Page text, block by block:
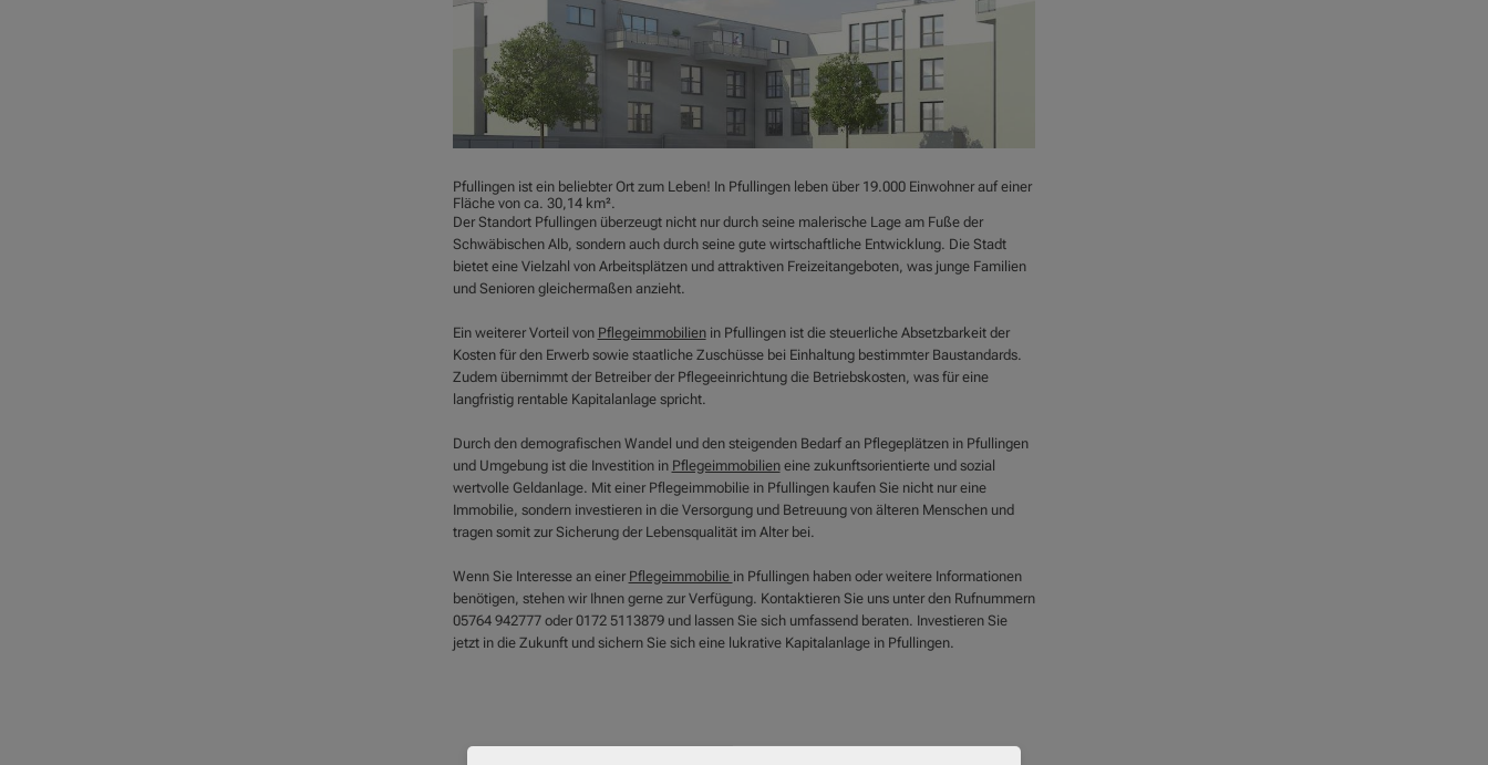
Pfullingen ist ein beliebter Ort zum Leben! In Pfullingen leben über 19.000 Einwohner auf einer
Fläche von ca. 30,14 km².
Der Standort Pfullingen überzeugt nicht nur durch seine malerische Lage am Fuße der
Schwäbischen Alb, sondern auch durch seine gute wirtschaftliche Entwicklung. Die Stadt
bietet eine Vielzahl von Arbeitsplätzen und attraktiven Freizeitangeboten, was junge Familien
und Senioren gleichermaßen anzieht.
Ein weiterer Vorteil von Pflegeimmobilienin Pfullingen ist die steuerliche Absetzbarkeit der
Kosten für den Erwerb sowie staatliche Zuschüsse bei Einhaltung bestimmter Baustandards.
Zudem übernimmt der Betreiber der Pflegeeinrichtung die Betriebskosten, was für eine
langfristig rentable Kapitalanlage spricht.
Durch den demografischen Wandel und den steigenden Bedarf an Pflegeplätzen in Pfullingen
und Umgebung ist die Investition in Pflegeimmobilieneine zukunftsorientierte und sozial
wertvolle Geldanlage. Mit einer Pflegeimmobilie in Pfullingen kaufen Sie nicht nur eine
Immobilie, sondern investieren in die Versorgung und Betreuung von älteren Menschen und
tragen somit zur Sicherung der Lebensqualität im Alter bei.
Wenn Sie Interesse an einer Pflegeimmobilie in Pfullingen haben oder weitere Informationen
benötigen, stehen wir Ihnen gerne zur Verfügung. Kontaktieren Sie uns unter den Rufnummern
05764 942777 oder 0172 5113879 und lassen Sie sich umfassend beraten. Investieren Sie
jetzt in die Zukunft und sichern Sie sich eine lukrative Kapitalanlage in Pfullingen.